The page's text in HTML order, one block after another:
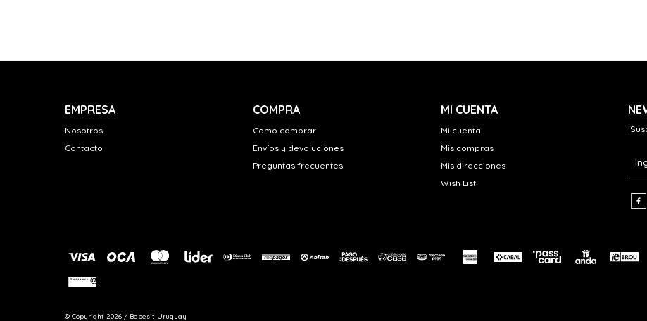
EMPRESA
Nosotros
Contacto
COMPRA
Como comprar
Envíos y devoluciones
Preguntas frecuentes
MI CUENTA
Mi cuenta
Mis compras
Mis direcciones
Wish List

© Copyright 2026 / Bebesit Uruguay